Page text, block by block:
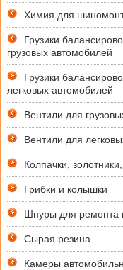
Химия для
Грузики
грузовых автомобилей
Грузики
легковых автомобилей
Вентили для
Вентили для
Колпачки,
Грибки и колышки
Шнуры для ремонта
Сырая резина
Камеры